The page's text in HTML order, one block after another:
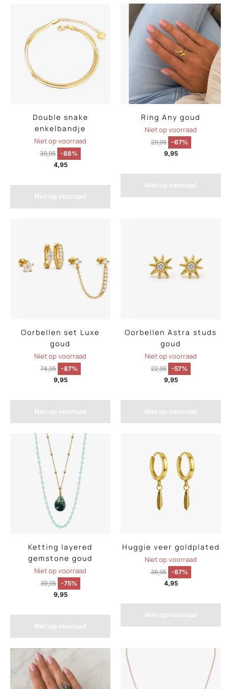
Double snake
enkelbandje
Niet op voorraad
39,95 -88%
4,95
Niet op voorraad
Ring Any goud
Niet op voorraad
29,95
-67%
9,95
Niet op voorraad
Oorbellen set Luxe
goud
Niet op voorraad
74,95
-87%
9,95
Niet op voorraad
Oorbellen Astra studs
goud
Niet op voorraad
22,95 -57%
9,95
Niet op voorraad
Ketting layered
gemstone goud
Niet op voorraad
39,95 -75%
9,95
Niet op voorraad
Huggie veer goldplated
Niet op voorraad
36,95
-87%
4,95
Niet op voorraad